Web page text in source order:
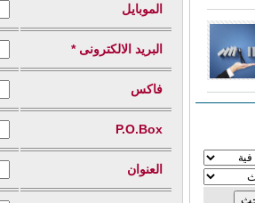
الموبايل
البريد الالكترونى *
فاكس
P.O.Box
العنوان